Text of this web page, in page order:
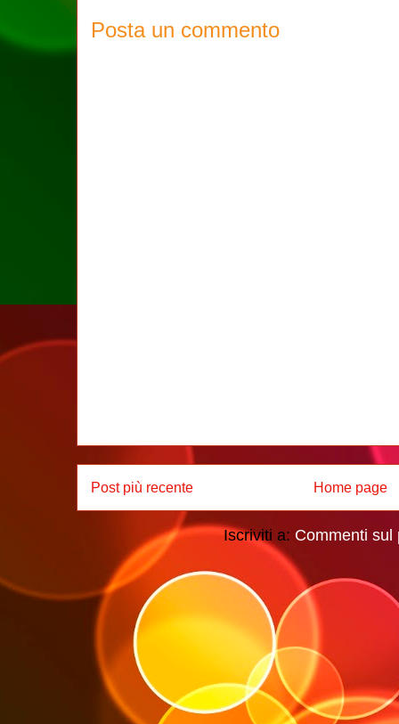
Posta un commento
Post più recente Home page
Iscriviti a: Commenti sul